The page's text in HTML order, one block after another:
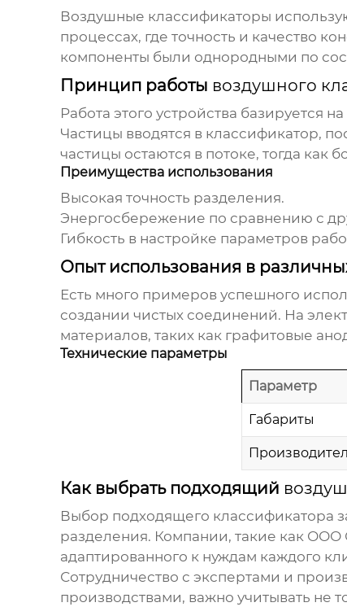
Воздушные классификаторы
процессах, где точность и качество
компоненты были однородными по
Принцип работы воздушного
Работа этого устройства базируется
Частицы вводятся в классификатор,
частицы остаются в потоке, тогда как
Преимущества использования
Высокая точность разделения.
Энергосбережение по сравнению с
Гибкость в настройке параметров
Опыт использования в
Есть много примеров успешного
создании чистых соединений. На
материалов, таких как графитовые
Технические параметры
Параметр
Габариты
Как выбрать подходящий
Выбор подходящего классификатора
разделения. Компании, такие как
адаптированного к нуждам каждого
Сотрудничество с экспертами и
производствами, важно учитывать не